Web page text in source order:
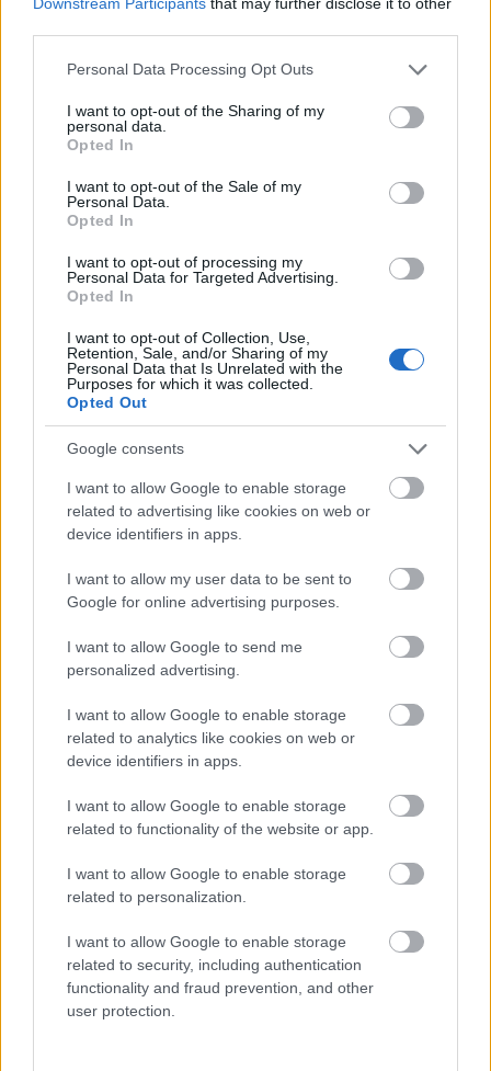
Please note that this website/app uses one or more Google
not limited to your visit or usage behaviour. You may click to
grant or deny consent to Google and its third-party tags to
use your data for below specified purposes in below Google
consent section.
Personal Data Processing Opt Outs
I want to opt-out of the Sharing of my
personal data.
Opted In
I want to opt-out of the Sale of my
Personal Data.
Opted In
I want to opt-out of processing my
Personal Data for Targeted Advertising.
Opted In
I want to opt-out of Collection, Use,
Retention, Sale, and/or Sharing of my
Personal Data that Is Unrelated with the
Purposes for which it was collected.
Opted Out
Google consents
I want to allow Google to enable storage
related to advertising like cookies on web or
device identifiers in apps.
I want to allow my user data to be sent to
Google for online advertising purposes.
I want to allow Google to send me
personalized advertising.
I want to allow Google to enable storage
related to analytics like cookies on web or
device identifiers in apps.
I want to allow Google to enable storage
related to functionality of the website or app.
I want to allow Google to enable storage
related to personalization.
I want to allow Google to enable storage
related to security, including authentication
functionality and fraud prevention, and other
user protection.
Φωτιά τώρα
BEST OFINTERNET
Ολυμπιακός: Πρόταση για δανεισμό και οψιόν
αγοράς του Μόουρα σύμφωνα με τους Πορτογάλους
Φενέρμπαχτσε: Αντέγραψε τον ποδοσφαιρικό
Παναθηναϊκό με Spiderman και Λιβάι Γκαρσία!
Ρεάλ Μαδρίτης ή Μπαρτσελόνα; Ο Ρόδρι μπροστά
στο μεγαλύτερο δίλημμα της καριέρας του